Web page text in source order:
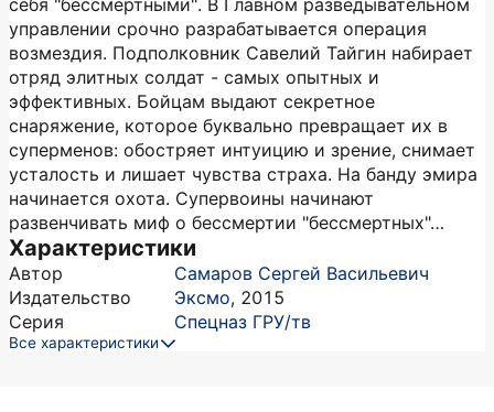
себя "бессмертными". В Главном разведывательном
управлении срочно разрабатывается операция
возмездия. Подполковник Савелий Тайгин набирает
отряд элитных солдат - самых опытных и
эффективных. Бойцам выдают секретное
снаряжение, которое буквально превращает их в
суперменов: обостряет интуицию и зрение, снимает
усталость и лишает чувства страха. На банду эмира
начинается охота. Супервоины начинают
развенчивать миф о бессмертии "бессмертных"…
Характеристики
Автор
Самаров Сергей Васильевич
Издательство
Эксмо, 2015
Серия
Спецназ ГРУ/тв
Все характеристики